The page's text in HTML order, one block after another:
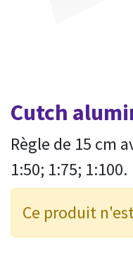
Cutch
Règle de 15 cm
1:50; 1:75; 1:100.
Ce produit